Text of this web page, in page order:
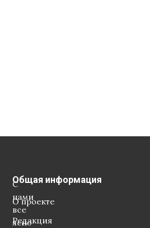
С
нами
все
ясно
Общая информация
О проекте
Редакция